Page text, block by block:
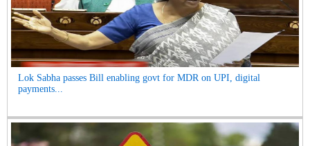
Lok Sabha passes Bill enabling govt for MDR on UPI, digital
payments...